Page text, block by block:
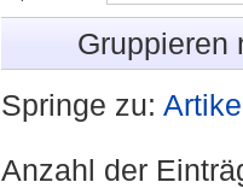
Gruppieren
Springe zu:
Anzahl der